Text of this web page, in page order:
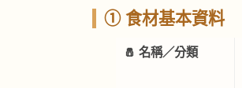
① 食材基本資料
🧂 名稱／分類